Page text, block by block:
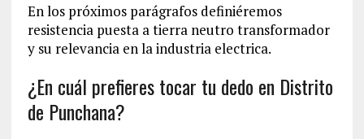
En los próximos parágrafos definiéremos
resistencia puesta a tierra neutro transformador
y su relevancia en la industria electrica.
¿En cuál prefieres tocar tu dedo en Distrito
de Punchana?